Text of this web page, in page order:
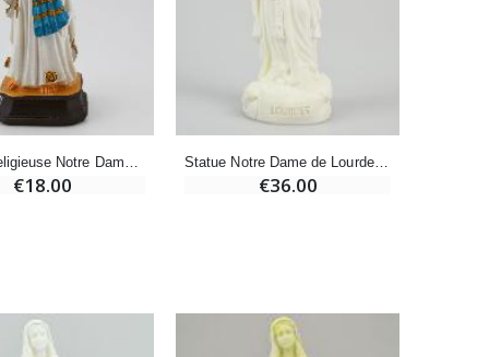
Statue Religieuse Notre Dame de Lourdes - 15cm
€18.00
Statue Notre Dame de Lourdes Phosphorescente - 15cm
€36.00